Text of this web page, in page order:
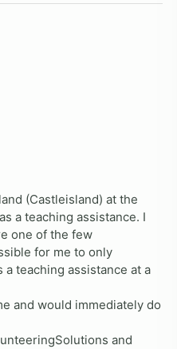
(Castleisland) at the
a teaching assistance. I
one of the few
for me to only
teaching assistance at a
and would immediately do
and